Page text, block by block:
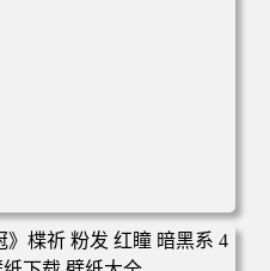
田野 蜡笔小新 遛小白 麦田
纸大全